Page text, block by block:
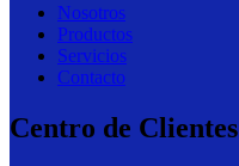
Nosotros
Productos
Servicios
Contacto
Centro de Clientes